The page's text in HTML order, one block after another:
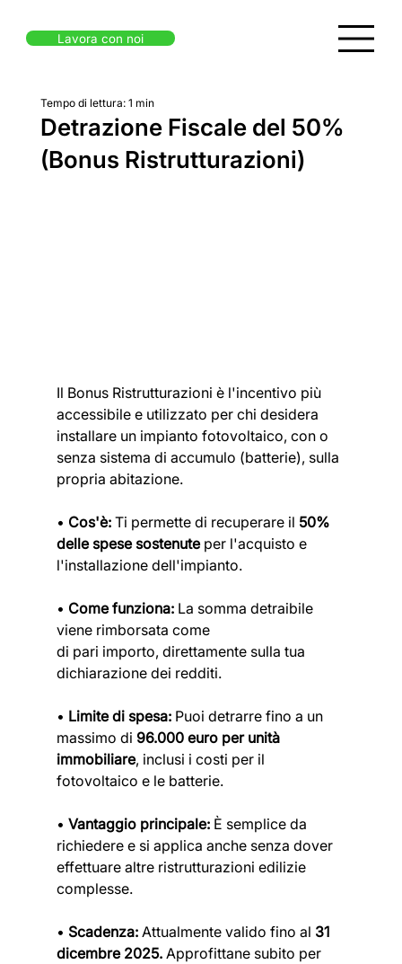
Lavora con noi
Detrazione Fiscale del 50%
(Bonus Ristrutturazioni)
Tempo di lettura: 1 min
Il Bonus Ristrutturazioni è l'incentivo più
accessibile e utilizzato per chi desidera
installare un impianto fotovoltaico, con o
senza sistema di accumulo (batterie), sulla
propria abitazione.
• Cos'è: Ti permette di recuperare il 50%
delle spese sostenute per l'acquisto e
l'installazione dell'impianto.
• Come funziona: La somma detraibile
viene rimborsata come
di pari importo, direttamente sulla tua
dichiarazione dei redditi.
• Limite di spesa: Puoi detrarre fino a un
massimo di 96.000 euro per unità
immobiliare, inclusi i costi per il
fotovoltaico e le batterie.
• Vantaggio principale: È semplice da
richiedere e si applica anche senza dover
effettuare altre ristrutturazioni edilizie
complesse.
• Scadenza: Attualmente valido fino al 31
dicembre 2025. Approfittane subito per